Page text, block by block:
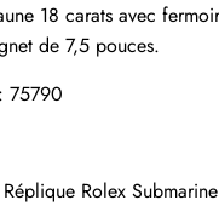
18 carats avec
de 7,5 pouces.
75790
Rolex